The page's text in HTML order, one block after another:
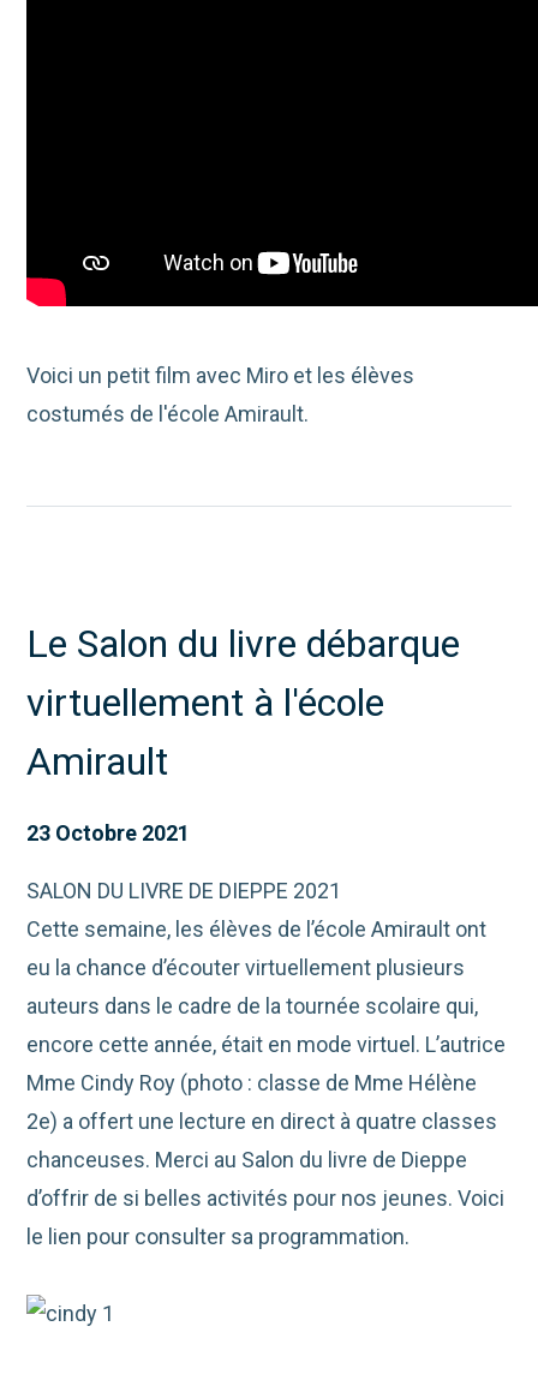
Voici un petit film avec Miro et les élèves
costumés de l'école Amirault.
Le Salon du livre débarque
virtuellement à l'école
Amirault
23 Octobre 2021
SALON DU LIVRE DE DIEPPE 2021
Cette semaine, les élèves de l’école Amirault ont
eu la chance d’écouter virtuellement plusieurs
auteurs dans le cadre de la tournée scolaire qui,
encore cette année, était en mode virtuel. L’autrice
Mme Cindy Roy (photo : classe de Mme Hélène
2e) a offert une lecture en direct à quatre classes
chanceuses. Merci au Salon du livre de Dieppe
d’offrir de si belles activités pour nos jeunes. Voici
le lien pour consulter sa programmation.